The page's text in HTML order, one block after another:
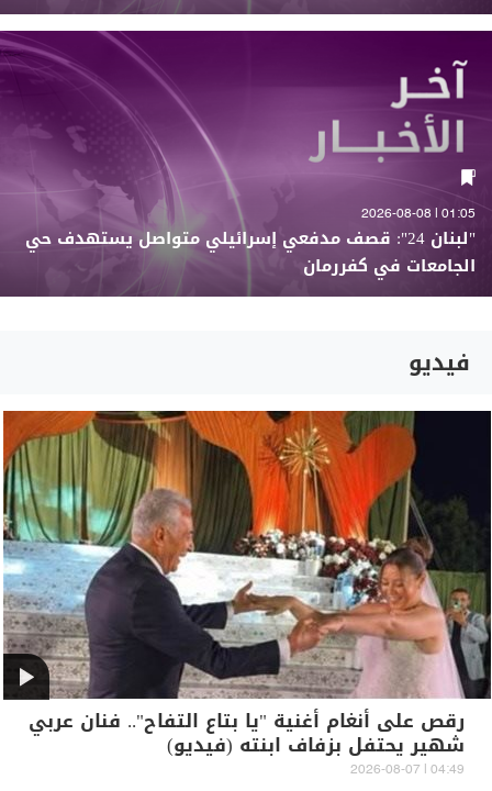
01:05 | 2026-08-08
"لبنان 24": قصف مدفعي إسرائيلي متواصل يستهدف حي
الجامعات في كفررمان
فيديو
رقص على أنغام أغنية "يا بتاع التفاح".. فنان عربي
شهير يحتفل بزفاف ابنته (فيديو)
04:49 | 2026-08-07